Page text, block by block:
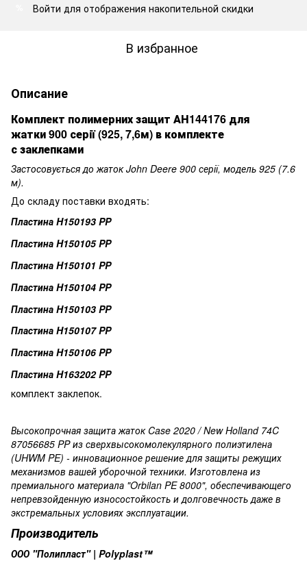
Войти для отображения накопительной скидки
В избранное
Описание
Комплект полимерних защит АН144176 для
жатки 900 серії (925, 7,6м) в комплекте
с заклепками
Застосовується до жаток John Deere 900 серії, модель 925 (7.6
м).
До складу поставки входять:
Пластина H150193 PP
Пластина H150105 PP
Пластина H150101 PP
Пластина H150104 PP
Пластина H150103 PP
Пластина H150107 PP
Пластина H150106 PP
Пластина H163202 PP
комплект заклепок.
Высокопрочная защита жаток Case 2020 / New Holland 74C
87056685 PPиз сверхвысокомолекулярного полиэтилена
(UHWM PE) - инновационное решение для защиты режущих
механизмов вашей уборочной техники. Изготовлена из
премиального материала "Orbilan PE 8000", обеспечивающего
непревзойденную износостойкость и долговечность даже в
экстремальных условиях эксплуатации.
Производитель
ООО "Полипласт" | Polyplast™